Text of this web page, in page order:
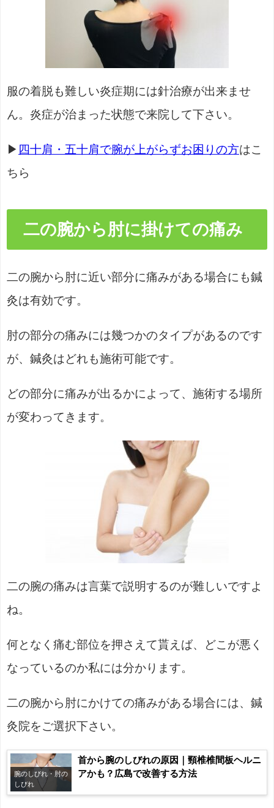
服の着脱も難しい炎症期には針治療が出来ませ
ん。炎症が治まった状態で来院して下さい。
▶ 四十肩・五十肩で腕が上がらずお困りの方はこ
ちら
二の腕から肘に掛けての痛み
二の腕から肘に近い部分に痛みがある場合にも鍼
灸は有効です。
肘の部分の痛みには幾つかのタイプがあるのです
が、鍼灸はどれも施術可能です。
どの部分に痛みが出るかによって、施術する場所
が変わってきます。
二の腕の痛みは言葉で説明するのが難しいですよ
ね。
何となく痛む部位を押さえて貰えば、どこが悪く
なっているのか私には分かります。
二の腕から肘にかけての痛みがある場合には、鍼
灸院をご選択下さい。
腕のしびれ・肘の
しびれ
首から腕のしびれの原因｜頸椎椎間板ヘルニ
アかも？広島で改善する方法